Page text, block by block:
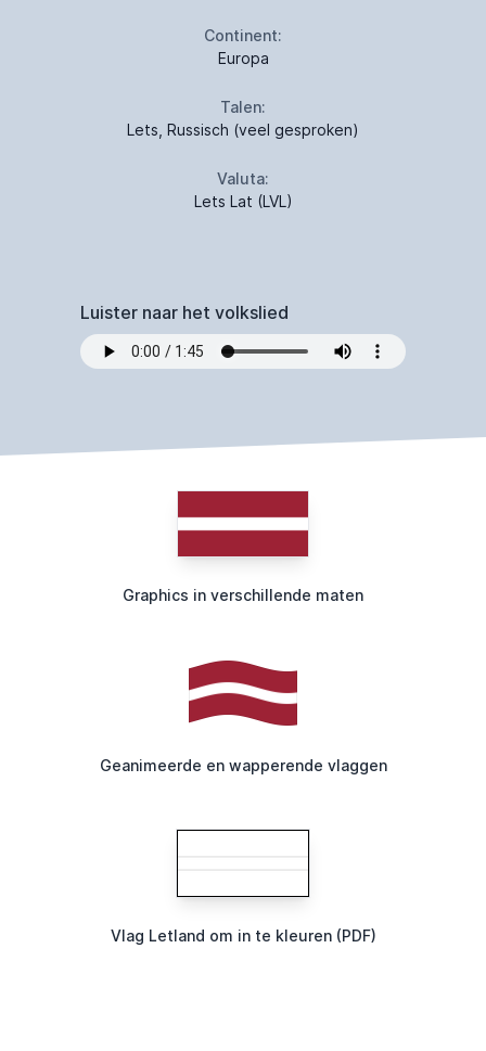
Continent:
Europa
Talen:
Lets, Russisch (veel gesproken)
Valuta:
Lets Lat (LVL)
Luister naar het volkslied
Graphics in verschillende maten
Geanimeerde en wapperende vlaggen
Vlag Letland om in te kleuren (PDF)